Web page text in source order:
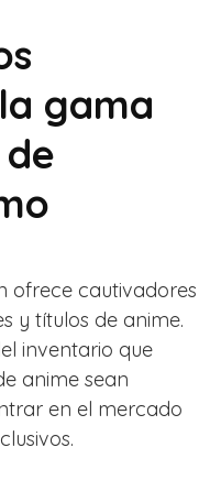
gama
ofrece cautivadores
y títulos de anime.
inventario que
anime sean
en el mercado